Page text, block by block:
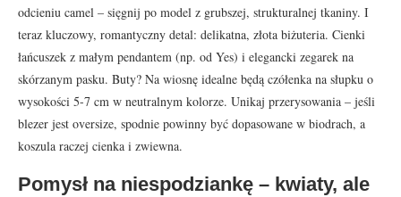
odcieniu camel – sięgnij po model z grubszej, strukturalnej tkaniny. I
teraz kluczowy, romantyczny detal: delikatna, złota biżuteria. Cienki
łańcuszek z małym pendantem (np. od Yes) i elegancki zegarek na
skórzanym pasku. Buty? Na wiosnę idealne będą czółenka na słupku o
wysokości 5-7 cm w neutralnym kolorze. Unikaj przerysowania – jeśli
blezer jest oversize, spodnie powinny być dopasowane w biodrach, a
koszula raczej cienka i zwiewna.
Pomysł na niespodziankę – kwiaty, ale